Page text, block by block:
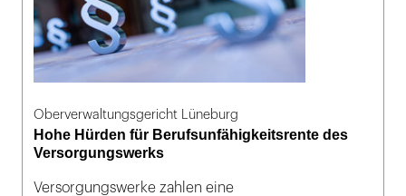
Oberverwaltungsgericht Lüneburg
Hohe Hürden für Berufsunfähigkeitsrente des
Versorgungswerks
Versorgungswerke zahlen eine